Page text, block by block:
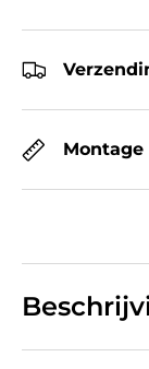
Montage